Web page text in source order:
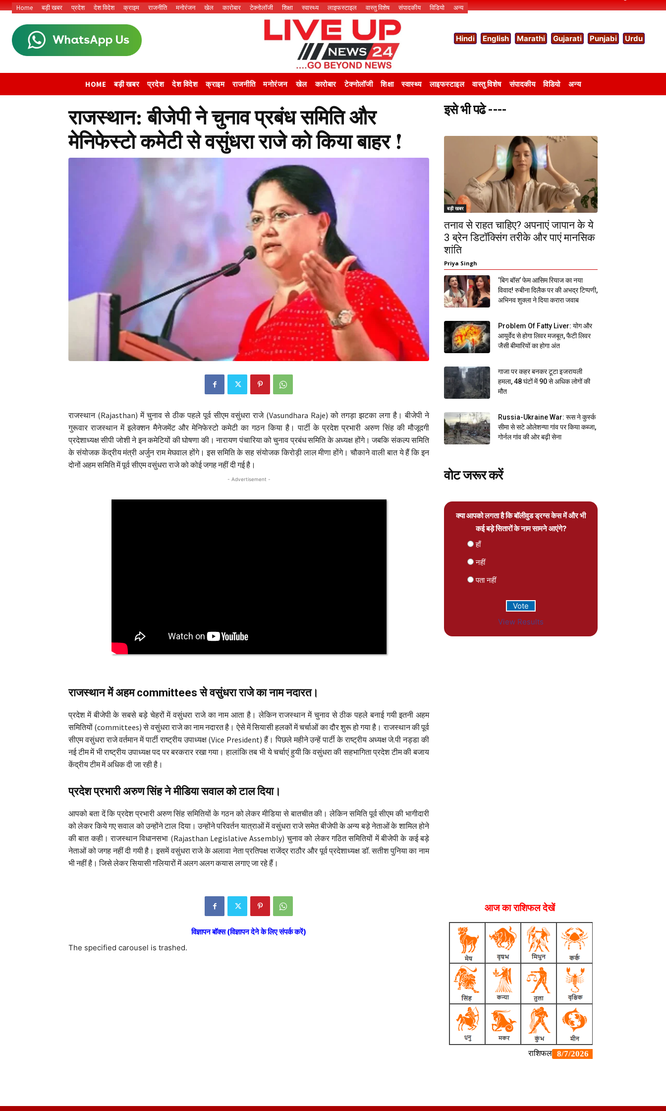
Home बड़ी खबर प्रदेश देश विदेश क्राइम राजनीति मनोरंजन खेल कारोबार टेक्नोलॉजी शिक्षा स्वास्थ्य लाइफस्टाइल वास्तु विशेष संपादकीय विडियो अन्य
Hindi English Marathi Gujarati Punjabi Urdu
HOME बड़ी खबर प्रदेश देश विदेश क्राइम राजनीति मनोरंजन खेल कारोबार टेक्नोलॉजी शिक्षा स्वास्थ्य लाइफस्टाइल वास्तु विशेष संपादकीय विडियो अन्य
राजस्थान: बीजेपी ने चुनाव प्रबंध समिति और
मेनिफेस्टो कमेटी से वसुंधरा राजे को किया बाहर !
राजस्थान (Rajasthan) में चुनाव से ठीक पहले पूर्व सीएम वसुंधरा राजे (Vasundhara Raje) को तगड़ा झटका लगा है। बीजेपी ने
गुरूवार राजस्थान में इलेक्शन मैनेजमेंट और मेनिफेस्टो कमेटी का गठन किया है। पार्टी के प्रदेश प्रभारी अरुण सिंह की मौजूदगी
प्रदेशाध्यक्ष सीपी जोशी ने इन कमेटियों की घोषणा की। नारायण पंचारिया को चुनाव प्रबंध समिति के अध्यक्ष होंगे। जबकि संकल्प समिति
के संयोजक केंद्रीय मंत्री अर्जुन राम मेघवाल होंगे। इस समिति के सह संयोजक किरोड़ी लाल मीणा होंगे। चौकाने वाली बात ये हैं कि इन
दोनों अहम समिति में पूर्व सीएम वसुंधरा राजे को कोई जगह नहीं दी गई है।
- Advertisement -
राजस्थान में अहम committees से वसुंधरा राजे का नाम नदारत।
प्रदेश में बीजेपी के सबसे बड़े चेहरों में वसुंधरा राजे का नाम आता है। लेकिन राजस्थान में चुनाव से ठीक पहले बनाई गयी इतनी अहम
समितियों (committees) से वसुंधरा राजे का नाम नदारत है। ऐसे में सियासी हलकों में चर्चाओं का दौर शुरू हो गया है। राजस्थान की पूर्व
सीएम वसुंधरा राजे वर्तमान में पार्टी राष्ट्रीय उपाध्यक्ष (Vice President) हैं। पिछले महीने उन्हें पार्टी के राष्ट्रीय अध्यक्ष जे.पी नड्डा की
नई टीम में भी राष्ट्रीय उपाध्यक्ष पद पर बरकरार रखा गया। हालांकि तब भी ये चर्चाएं हुयी कि वसुंधरा की सहभागिता प्रदेश टीम की बजाय
केंद्रीय टीम में अधिक दी जा रही है।
प्रदेश प्रभारी अरुण सिंह ने मीडिया सवाल को टाल दिया।
आपको बता दें कि प्रदेश प्रभारी अरुण सिंह समितियों के गठन को लेकर मीडिया से बातचीत की। लेकिन समिति पूर्व सीएम की भागीदारी
को लेकर किये गए सवाल को उन्होंने टाल दिया। उन्होंने परिवर्तन यात्राओं में वसुंधरा राजे समेत बीजेपी के अन्य बड़े नेताओं के शामिल होने
की बात कही। राजस्थान विधानसभा (Rajasthan Legislative Assembly) चुनाव को लेकर गठित समितियों में बीजेपी के कई बड़े
नेताओं को जगह नहीं दी गयी है। इसमें वसुंधरा राजे के अलावा नेता प्रतिपक्ष राजेंद्र राठौर और पूर्व प्रदेशाध्यक्ष डॉ. सतीश पुनिया का नाम
भी नहीं है। जिसे लेकर सियासी गलियारों में अलग अलग कयास लगाए जा रहे हैं।
विज्ञापन बॉक्स (विज्ञापन देने के लिए संपर्क करें)
The specified carousel is trashed.
इसे भी पढे ----
बड़ी खबर
तनाव से राहत चाहिए? अपनाएं जापान के ये
3 ब्रेन डिटॉक्सिंग तरीके और पाएं मानसिक
शांति
Priya Singh
‘बिग बॉस’ फेम आसिम रियाज का नया
विवाद! रुबीना दिलैक पर की अभद्र टिप्पणी,
अभिनव शुक्ला ने दिया करारा जवाब
Problem Of Fatty Liver: योग और
आयुर्वेद से होगा लिवर मजबूत, फैटी लिवर
जैसी बीमारियों का होगा अंत
गाजा पर कहर बनकर टूटा इजरायली
हमला, 48 घंटों में 90 से अधिक लोगों की
मौत
Russia-Ukraine War: रूस ने कुर्स्क
सीमा से सटे ओलेशन्या गांव पर किया कब्जा,
गोर्नल गांव की ओर बढ़ी सेना
वोट जरूर करें
क्या आपको लगता है कि बॉलीवुड ड्रग्स केस में और भी
कई बड़े सितारों के नाम सामने आएंगे?
हाँ
नहीं
पता नहीं
View Results
आज का राशिफल देखें